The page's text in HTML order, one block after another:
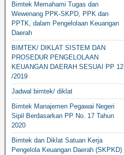
Bimtek Memahami Tugas dan
Wewenang PPK-SKPD, PPK dan
PPTK, dalam Pengelolaan Keuangan
Daerah
BIMTEK/ DIKLAT SISTEM DAN
PROSEDUR PENGELOLAAN
KEUANGAN DAERAH SESUAI PP 12
/2019
Jadwal bimtek/ diklat
Bimtek Manajemen Pegawai Negeri
Sipil Berdasarkan PP No. 17 Tahun
2020
Bimtek dan Diklat Satuan Kerja
Pengelola Keuangan Daerah (SKPKD)